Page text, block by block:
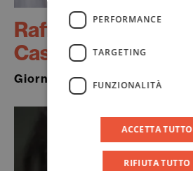
Raffaella
Case
Giornalista
PERFORMANCE
TARGETING
FUNZIONALITÀ
ACCETTA TUTTO
RIFIUTA TUTTO